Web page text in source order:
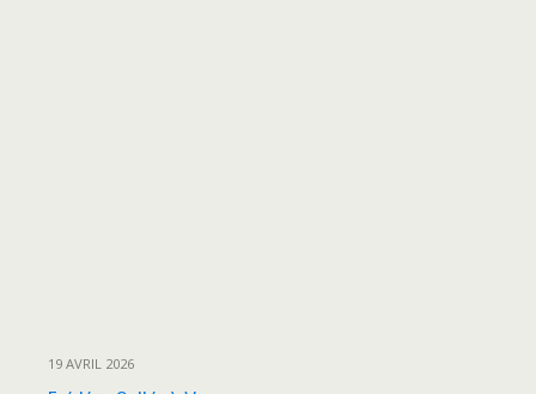
19 AVRIL 2026